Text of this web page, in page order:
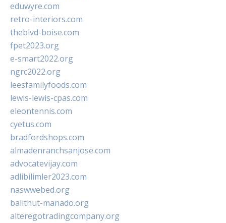
eduwyre.com
retro-interiors.com
theblvd-boise.com
fpet2023.org
e-smart2022.org
ngrc2022.org
leesfamilyfoods.com
lewis-lewis-cpas.com
eleontennis.com
cyetus.com
bradfordshops.com
almadenranchsanjose.com
advocatevijay.com
adlibilimler2023.com
naswwebed.org
balithut-manado.org
alteregotradingcompany.org